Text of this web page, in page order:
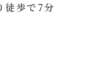
徒歩で7分